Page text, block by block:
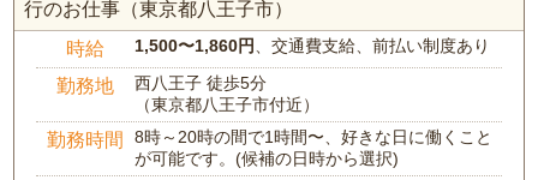
行のお仕事（東京都八王子市）
時給 1,500〜1,860円、交通費支給、前払い制度あり
勤務地
西八王子 徒歩5分
（東京都八王子市付近）
勤務時間
8時～20時の間で1時間〜、好きな日に働くこと
が可能です。(候補の日時から選択)